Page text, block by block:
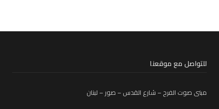
للتواصل مع موقعنا
مبنى صوت الفرح – شارع القدس – صور – لبنان